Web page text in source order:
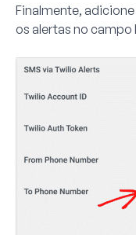
Finalmente,
os alertas no campo